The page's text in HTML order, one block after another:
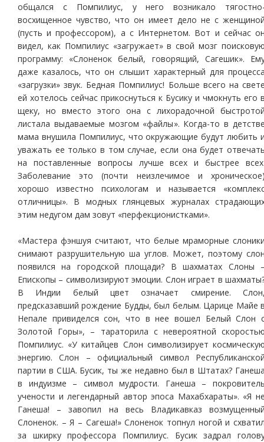
общался с Помпилиус, у него возникало
восхищенное чувство, что он имеет дело не с
(пусть и профессором), а с Интернетом. Вот и сейчас
видел, как Помпилиус «загружает» в свой мозг
программу: «Слоненок белый, говорящий, Сагешик».
даже казалось, что он слышит характерный для
«загрузки» звук. Бедная Помпилиус! Больше всего на
ей хотелось сейчас прикоснуться к Бусику и чмокнуть его
щеку, но вместо этого она с лихорадочной
листала выдаваемые мозгом «файлы». Когда-то в
мама внушила Помпилиус, что окружающие будут любить
уважать ее только в том случае, если она будет
на поставленные вопросы лучше всех и быстрее
Заболевание это (почти неизлечимое и
хорошо известно психологам и называется
отличницы». В модных глянцевых журналах
этим недугом дам зовут «перфекционистками».
«Мастера фэншуя считают, что белые мраморные
снимают разрушительную ша углов. Может, поэтому
появился на городской площади? В шахматах Слоны
Епископы – символизируют эмоции. Слон играет в
В Индии белый цвет означает смирение.
предсказавший рождение Будды, был белым. Царице Майе
Непале привиделся сон, что в нее вошел Белый Слон
Золотой Горы», – тараторила с невероятной
Помпилиус. «У китайцев Слон символизирует
энергию. Слон – официальный символ
партии в США. Бусик, ты же недавно был в Штатах?
в индуизме – символ мудрости. Ганеша –
учености и легендарный автор эпоса Махабхараты». «Я
Ганеша! – завопил на весь Владикавказ
Слоненок. – Я – Сагеша!» Слоненок топнул ногой и
за шкирку профессора Помпилиус. Бусик задрал